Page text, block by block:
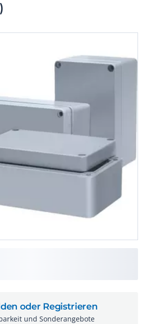
oder Registrieren
und Sonderangebote